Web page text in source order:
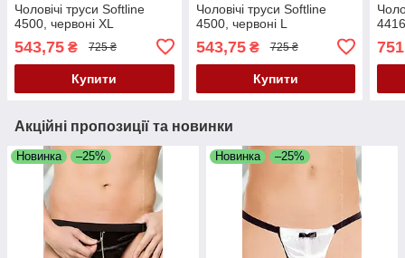
Чоловічі труси Softline
4500, червоні XL
543,75 ₴ 725 ₴
Купити
Чоловічі труси Softline
4500, червоні L
543,75₴ 725 ₴
Купити
Акційні пропозиції та новинки
Новинка –25% Новинка –25%